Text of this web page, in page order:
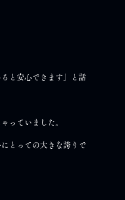
と安心できます」と話
っていました。
とっての大きな誇りで